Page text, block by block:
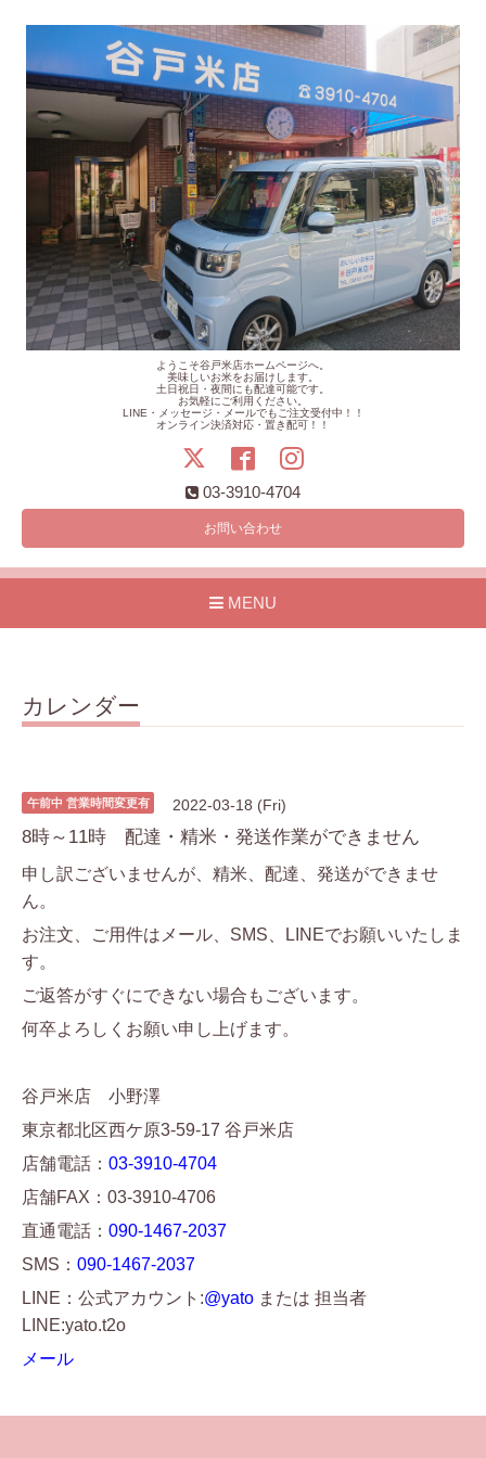
ようこそ谷戸米店ホームページへ。
美味しいお米をお届けします。
土日祝日・夜間にも配達可能です。
お気軽にご利用ください。
LINE・メッセージ・メールでもご注文受付中！！
オンライン決済対応・置き配可！！
03-3910-4704
お問い合わせ
MENU
カレンダー
午前中 営業時間変更有 2022-03-18 (Fri)
8時～11時 配達・精米・発送作業ができません
申し訳ございませんが、精米、配達、発送ができませ
ん。
お注文、ご用件はメール、SMS、LINEでお願いいたしま
す。
ご返答がすぐにできない場合もございます。
何卒よろしくお願い申し上げます。
谷戸米店 小野澤
東京都北区西ケ原3-59-17 谷戸米店
店舗電話： 03-3910-4704
店舗FAX：03-3910-4706
直通電話： 090-1467-2037
SMS： 090-1467-2037
LINE：公式アカウント:@yato または 担当者
LINE:yato.t2o
メール